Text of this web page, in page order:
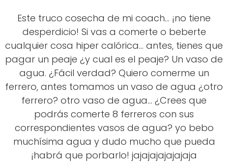
Este truco cosecha de mi coach... ¡no tiene
desperdicio! Si vas a comerte o beberte
cualquier cosa hiper calórica... antes, tienes que
pagar un peaje ¿y cual es el peaje? Un vaso de
agua. ¿Fácil verdad? Quiero comerme un
ferrero, antes tomamos un vaso de agua ¿otro
ferrero? otro vaso de agua... ¿Crees que
podrás comerte 8 ferreros con sus
correspondientes vasos de agua? yo bebo
muchísima agua y dudo mucho que pueda
¡habrá que porbarlo! jajajajajajajaja